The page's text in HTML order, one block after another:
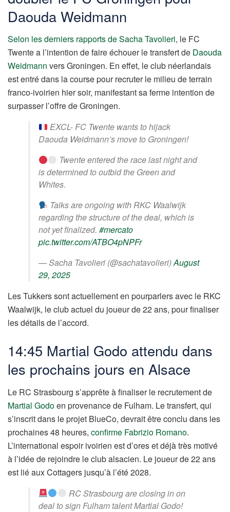
Daouda Weidmann
Selon les derniers rapports de Sacha Tavolieri, le FC
Twente a l’intention de faire échouer le transfert de Daouda
Weidmann vers Groningen. En effet, le club néerlandais
est entré dans la course pour recruter le milieu de terrain
franco-ivoirien hier soir, manifestant sa ferme intention de
surpasser l’offre de Groningen.
EXCL- FC Twente wants to hijack
Daouda Weidmann’s move to Groningen!
Twente entered the race last night and
is determined to outbid the Green and
Whites.
Talks are ongoing with RKC Waalwijk
regarding the structure of the deal, which is
not yet finalized. #mercato
pic.twitter.com/ATBO4pNPFr
— Sacha Tavolieri (@sachatavolieri)August
29, 2025
Les Tukkers sont actuellement en pourparlers avec le RKC
Waalwijk, le club actuel du joueur de 22 ans, pour finaliser
les détails de l’accord.
14:45 Martial Godo attendu dans
les prochains jours en Alsace
Le RC Strasbourg s’apprête à finaliser le recrutement de
Martial Godoen provenance de Fulham. Le transfert, qui
s’inscrit dans le projet BlueCo, devrait être conclu dans les
prochaines 48 heures, confirme Fabrizio Romano.
L’international espoir ivoirien est d’ores et déjà très motivé
à l’idée de rejoindre le club alsacien. Le joueur de 22 ans
est lié aux Cottagers jusqu’à l’été 2028.
RC Strasbourg are closing in on
deal to sign Fulham talent Martial Godo!